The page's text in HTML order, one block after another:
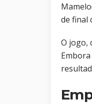
de final
O jogo,